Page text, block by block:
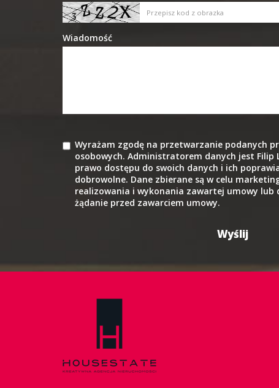
Wiadomość
Wyrażam zgodę na przetwarzanie podanych
osobowych. Administratorem danych jest Filip
prawo dostępu do swoich danych i ich
dobrowolne. Dane zbierane są w celu
realizowania i wykonania zawartej umowy lub
żądanie przed zawarciem umowy.